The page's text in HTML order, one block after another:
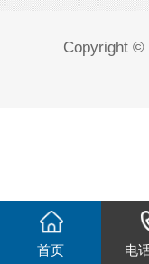
Copyright ©
首页 电